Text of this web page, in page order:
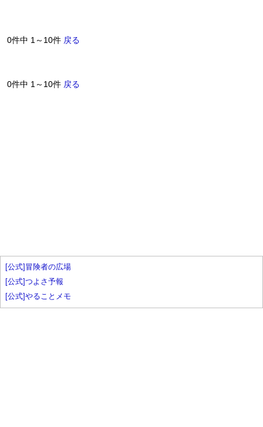
0件中 1～10件 戻る
0件中 1～10件 戻る
[公式]冒険者の広場
[公式]つよさ予報
[公式]やることメモ